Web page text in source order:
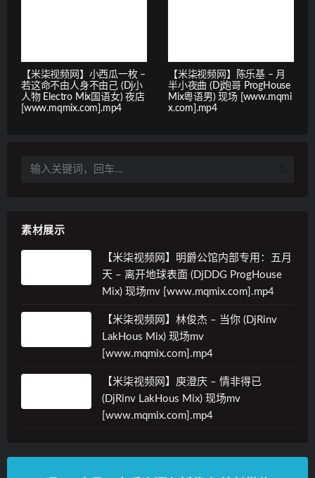
【米柒视频网】小西瓜一枚 –
若这命不由人身不由己 (Dj小
人物 Electro Mix国语女) 夜店
[www.mqmix.com].mp4
【米柒视频网】陈乐基 – 月
半小夜曲 (Dj炮哥 ProgHouse
Mix粵语男) 现场 [www.mqmi
x.com].mp4
素材展示
【米柒视频网】明爵公馆内部专用：五月
天 – 离开地球表面 (DjDDG ProgHouse
Mix) 现场mv [www.mqmix.com].mp4
【米柒视频网】林俊杰 – 当你 (DjRinv
LakHous Mix) 现场mv
[www.mqmix.com].mp4
【米柒视频网】庾澄庆 – 情非得已
(DjRinv LakHous Mix) 现场mv
[www.mqmix.com].mp4